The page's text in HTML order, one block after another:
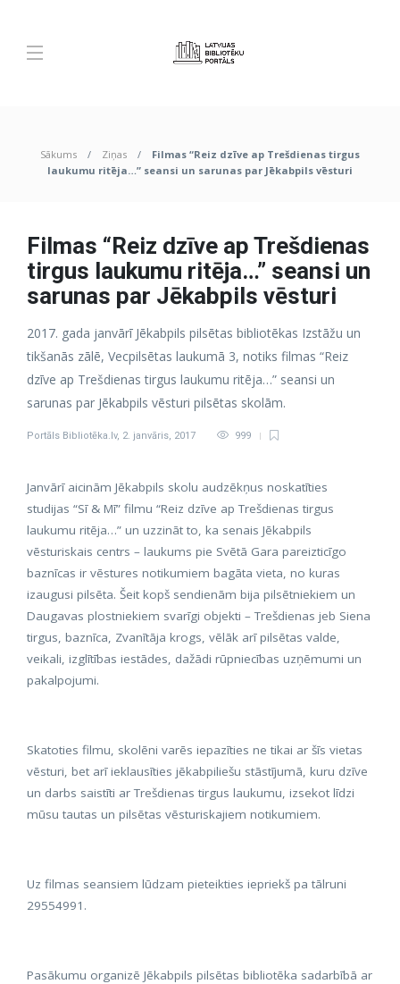
Sākums Ziņas
Filmas “Reiz dzīve ap Trešdienas tirgus
laukumu ritēja…” seansi un sarunas par Jēkabpils vēsturi
Filmas “Reiz dzīve ap Trešdienas
tirgus laukumu ritēja…” seansi un
sarunas par Jēkabpils vēsturi
2017. gada janvārī Jēkabpils pilsētas bibliotēkas Izstāžu un
tikšanās zālē, Vecpilsētas laukumā 3, notiks filmas “Reiz
dzīve ap Trešdienas tirgus laukumu ritēja…” seansi un
sarunas par Jēkabpils vēsturi pilsētas skolām.
Portāls Bibliotēka.lv, 2. janvāris, 2017 999
Janvārī aicinām Jēkabpils skolu audzēkņus noskatīties
studijas “Sī & Mī” filmu “Reiz dzīve ap Trešdienas tirgus
laukumu ritēja…” un uzzināt to, ka senais Jēkabpils
vēsturiskais centrs – laukums pie Svētā Gara pareizticīgo
baznīcas ir vēstures notikumiem bagāta vieta, no kuras
izaugusi pilsēta. Šeit kopš sendienām bija pilsētniekiem un
Daugavas plostniekiem svarīgi objekti – Trešdienas jeb Siena
tirgus, baznīca, Zvanītāja krogs, vēlāk arī pilsētas valde,
veikali, izglītības iestādes, dažādi rūpniecības uzņēmumi un
pakalpojumi.
Skatoties filmu, skolēni varēs iepazīties ne tikai ar šīs vietas
vēsturi, bet arī ieklausīties jēkabpiliešu stāstījumā, kuru dzīve
un darbs saistīti ar Trešdienas tirgus laukumu, izsekot līdzi
mūsu tautas un pilsētas vēsturiskajiem notikumiem.
Uz filmas seansiem lūdzam pieteikties iepriekš pa tālruni
29554991.
Pasākumu organizē Jēkabpils pilsētas bibliotēka sadarbībā ar